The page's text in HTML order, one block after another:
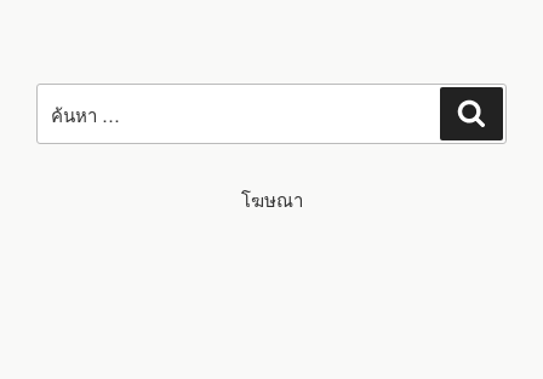
ค้นหา:
โฆษณา